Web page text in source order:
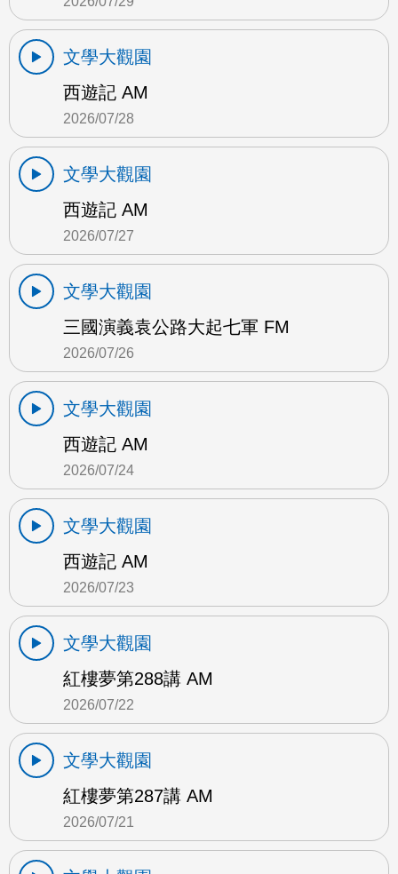
文學大觀園
西遊記 AM
2026/07/28
文學大觀園
西遊記 AM
2026/07/27
文學大觀園
三國演義袁公路大起七軍 FM
2026/07/26
文學大觀園
西遊記 AM
2026/07/24
文學大觀園
西遊記 AM
2026/07/23
文學大觀園
紅樓夢第288講 AM
2026/07/22
文學大觀園
紅樓夢第287講 AM
2026/07/21